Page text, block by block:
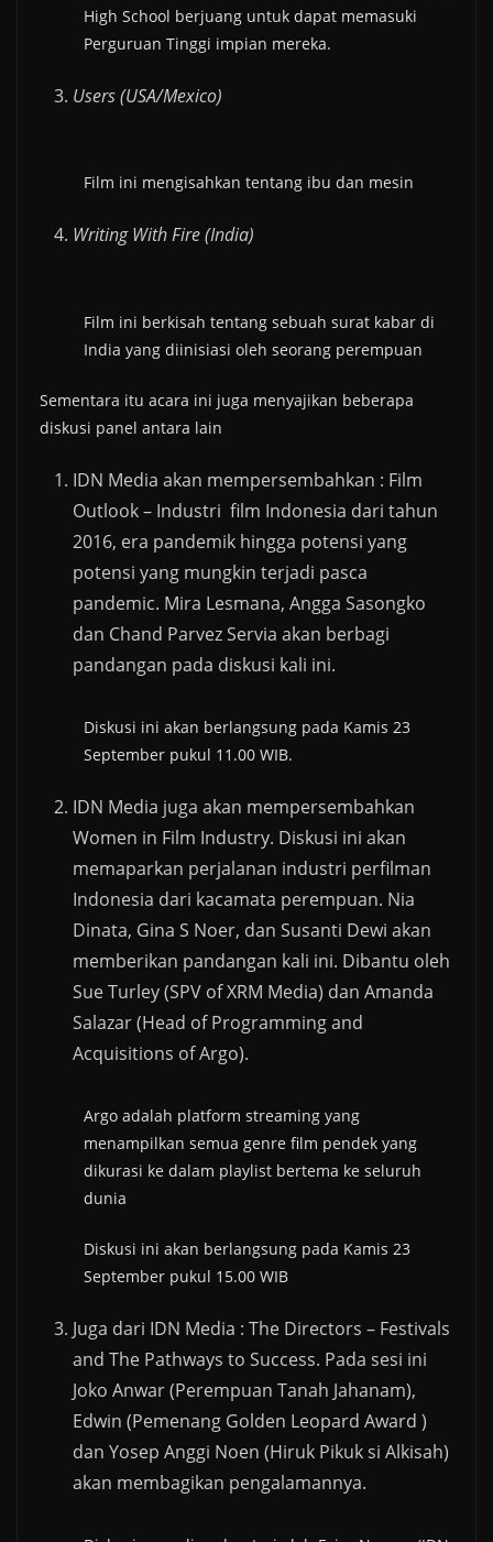
High School berjuang untuk dapat memasuki
Perguruan Tinggi impian mereka.
Users (USA/Mexico)
Film ini mengisahkan tentang ibu dan mesin
Writing With Fire (India)
Film ini berkisah tentang sebuah surat kabar di
India yang diinisiasi oleh seorang perempuan
Sementara itu acara ini juga menyajikan beberapa
diskusi panel antara lain
IDN Media akan mempersembahkan : Film
Outlook – Industri film Indonesia dari tahun
2016, era pandemik hingga potensi yang
potensi yang mungkin terjadi pasca
pandemic. Mira Lesmana, Angga Sasongko
dan Chand Parvez Servia akan berbagi
pandangan pada diskusi kali ini.
Diskusi ini akan berlangsung pada Kamis 23
September pukul 11.00 WIB.
IDN Media juga akan mempersembahkan
Women in Film Industry. Diskusi ini akan
memaparkan perjalanan industri perfilman
Indonesia dari kacamata perempuan. Nia
Dinata, Gina S Noer, dan Susanti Dewi akan
memberikan pandangan kali ini. Dibantu oleh
Sue Turley (SPV of XRM Media) dan Amanda
Salazar (Head of Programming and
Acquisitions of Argo).
Argo adalah platform streaming yang
menampilkan semua genre film pendek yang
dikurasi ke dalam playlist bertema ke seluruh
dunia
Diskusi ini akan berlangsung pada Kamis 23
September pukul 15.00 WIB
Juga dari IDN Media : The Directors – Festivals
and The Pathways to Success. Pada sesi ini
Joko Anwar (Perempuan Tanah Jahanam),
Edwin (Pemenang Golden Leopard Award )
dan Yosep Anggi Noen (Hiruk Pikuk si Alkisah)
akan membagikan pengalamannya.